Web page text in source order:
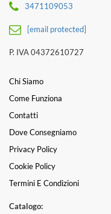
3471109053
[email protected]
P. IVA 04372610727
Chi Siamo
Come Funziona
Contatti
Dove Consegniamo
Privacy Policy
Cookie Policy
Termini E Condizioni
Catalogo: